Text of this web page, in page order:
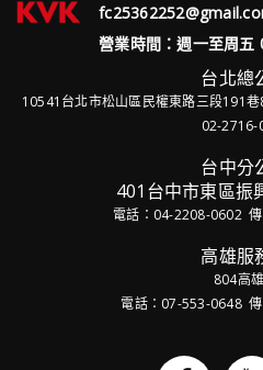
營業時間：週一至周五
台北總
10541台北市松山區民權東路三段191
02-2716-
台中分
401台中市東區振
電話：04-2208-0602
高雄服
804高
電話：07-553-0648